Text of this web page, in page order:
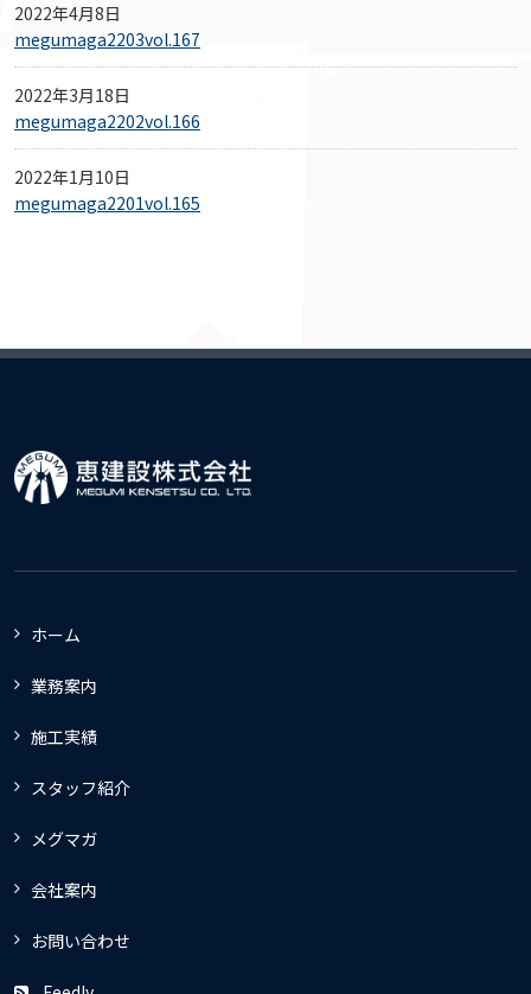
2022年4月8日
megumaga2203vol.167
2022年3月18日
megumaga2202vol.166
2022年1月10日
megumaga2201vol.165
ホーム
業務案内
施工実績
スタッフ紹介
メグマガ
会社案内
お問い合わせ